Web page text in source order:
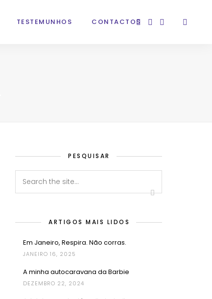
TESTEMUNHOS CONTACTOS
PESQUISAR
ARTIGOS MAIS LIDOS
Em Janeiro, Respira. Não corras.
JANEIRO 16, 2025
A minha autocaravana da Barbie
DEZEMBRO 22, 2024